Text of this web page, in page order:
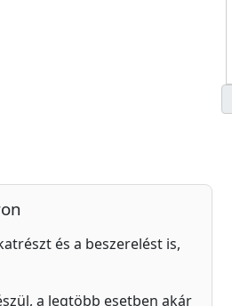
és a beszerelést is,
a legtöbb esetben akár